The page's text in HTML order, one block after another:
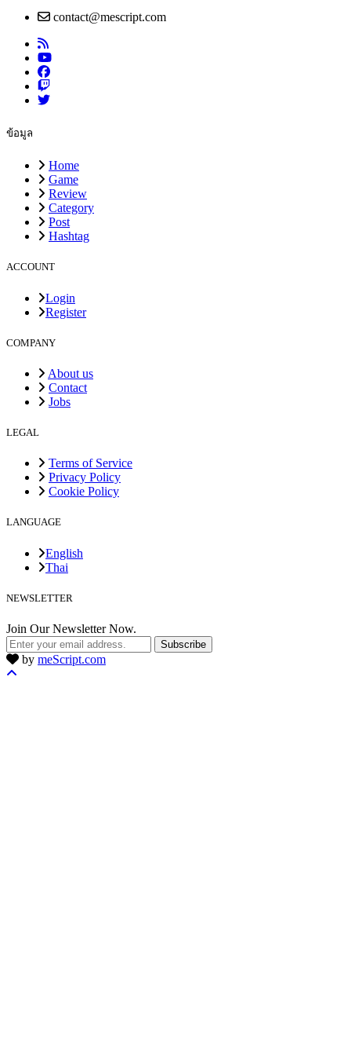
contact@mescript.com
ข้อมูล
Home
Game
Review
Category
Post
Hashtag
ACCOUNT
Login
Register
COMPANY
About us
Contact
Jobs
LEGAL
Terms of Service
Privacy Policy
Cookie Policy
LANGUAGE
English
Thai
NEWSLETTER
Join Our Newsletter Now.
Subscribe
by meScript.com